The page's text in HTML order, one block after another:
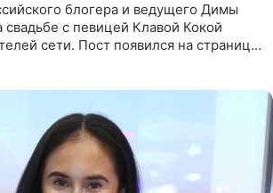
блогера и ведущего Димы
свадьбе с певицей Клавой Кокой
сети. Пост появился на странице